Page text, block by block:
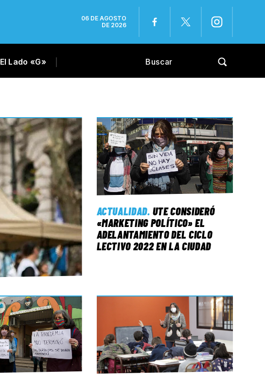
06 DE AGOSTO
DE 2026
El Lado «G»
ACTUALIDAD. UTE CONSIDERÓ
«MARKETING POLÍTICO» EL
ADELANTAMIENTO DEL CICLO
LECTIVO 2022 EN LA CIUDAD